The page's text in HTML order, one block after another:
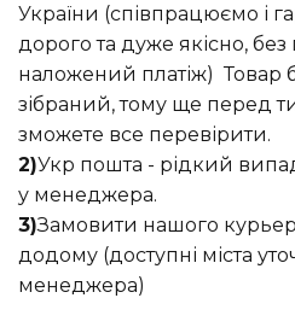
України (співпрацюємо і
дорого та дуже якісно,
наложений платіж) Товар
зібраний, тому ще перед
зможете все перевірити.
2)Укр пошта - рідкий
у менеджера.
3)Замовити нашого
додому (доступні міста
менеджера)